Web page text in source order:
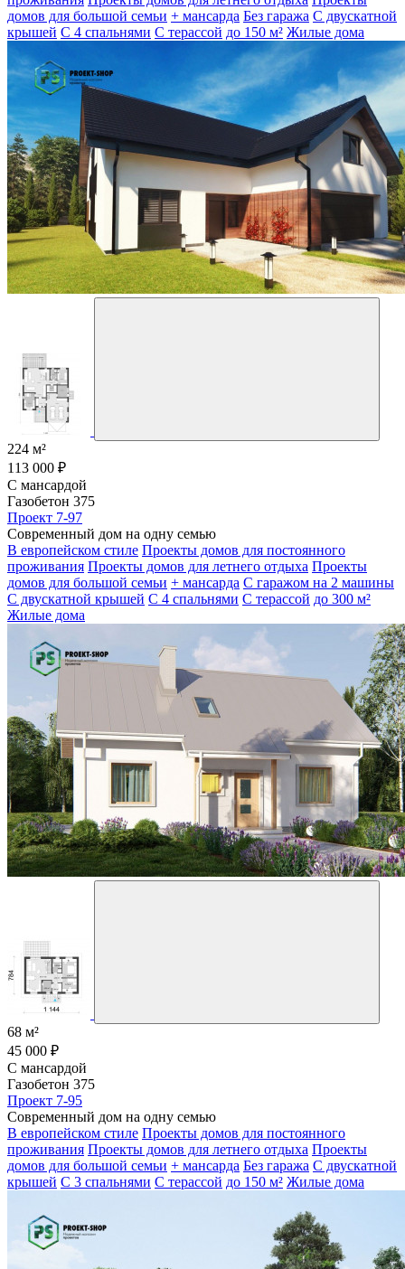
домов для большой семьи + мансарда Без гаража С двускатной
крышей С 4 спальнями С терассой до 150 м² Жилые дома
224 м²
113 000 ₽
С мансардой
Газобетон 375
Проект 7-97
Современный дом на одну семью
В европейском стиле Проекты домов для постоянного
проживания Проекты домов для летнего отдыха Проекты
домов для большой семьи + мансарда С гаражом на 2 машины
С двускатной крышей С 4 спальнями С терассой до 300 м²
Жилые дома
68 м²
45 000 ₽
С мансардой
Газобетон 375
Проект 7-95
Современный дом на одну семью
В европейском стиле Проекты домов для постоянного
проживания Проекты домов для летнего отдыха Проекты
домов для большой семьи + мансарда Без гаража С двускатной
крышей С 3 спальнями С терассой до 150 м² Жилые дома